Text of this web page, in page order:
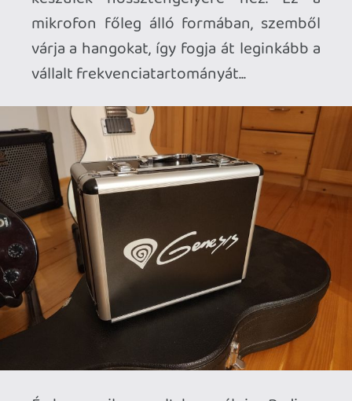
Azt szeretem legjobban amúgy a Radium
600-ban, hogy személyi használatra egy
stramm, sallangmentes, és árának
megfelelő minőséget képviselő hardver.
Nincs benne többirányú hókusz pókusz,
RGB, sem különösen nagyfelbontású
DSP chip, vagy brutális analóg-digitál
átalakító. Kb. 100 Eurónyi áráért kapunk
egy sokoldalú kondimikrofont, amit
hozhatunk-vihetünk magunkkal, ha
mobil podcast-irodát tartunk fenn, vagy
munkahelyen is elő-elő kell venni
meetingeléshez. Nekem társam volt egy
podcast, sok egyetemi táv-előadás, egy
doktori védés, és számolatlan értekezlet
során az elmúlt hónapban. És annyira
hozzám is nőtt az elegáns piros fényével,
hogy azt hiszem marad még az
asztalomon egy jó darabig...